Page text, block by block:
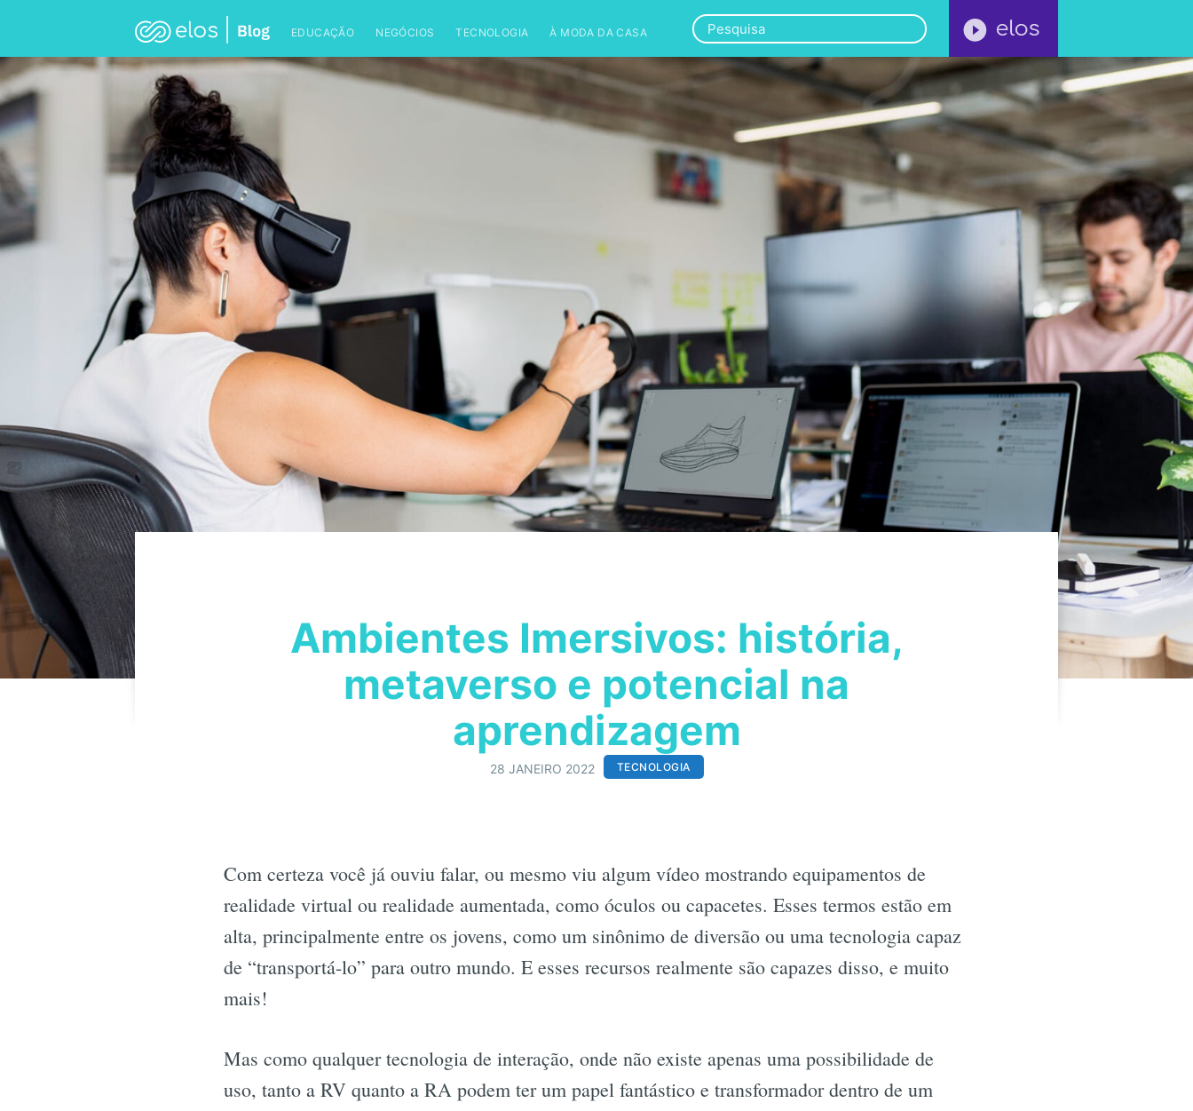
EDUCAÇÃO NEGÓCIOS TECNOLOGIA À MODA DA CASA CASES
Ambientes Imersivos: história,
metaverso e potencial na
aprendizagem
28 JANEIRO 2022 TECNOLOGIA
Com certeza você já ouviu falar, ou mesmo viu algum vídeo mostrando equipamentos de
realidade virtual ou realidade aumentada, como óculos ou capacetes. Esses termos estão em
alta, principalmente entre os jovens, como um sinônimo de diversão ou uma tecnologia capaz
de “transportá-lo” para outro mundo. E esses recursos realmente são capazes disso, e muito
mais!
Mas como qualquer tecnologia de interação, onde não existe apenas uma possibilidade de
uso, tanto a RV quanto a RA podem ter um papel fantástico e transformador dentro de um